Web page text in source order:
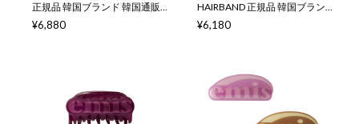
正規品 韓国ブランド 韓国通販
韓国代行 韓国ファッション イ
¥6,880
HAIRBAND 正規品 韓国ブラン
ド 韓国通販 韓国代行 韓国ファ
¥6,180